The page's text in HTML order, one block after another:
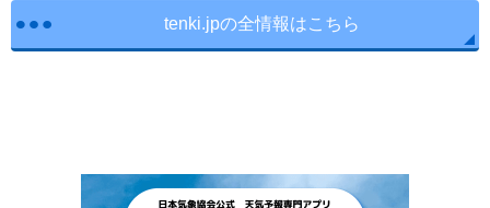
tenki.jpの全情報はこちら